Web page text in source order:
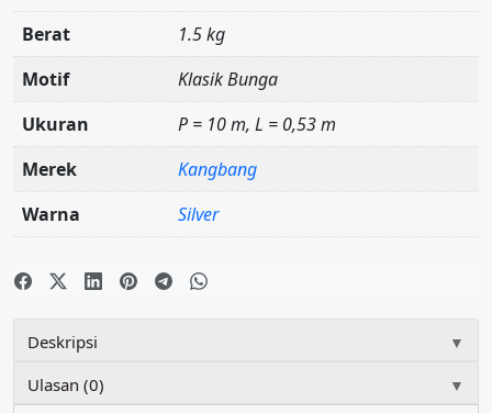
C-
355
Berat
1.5 kg
Motif
Klasik Bunga
Ukuran
P = 10 m, L = 0,53 m
Merek
Kangbang
Warna
Silver
Deskripsi
▼
Ulasan (0)
▼